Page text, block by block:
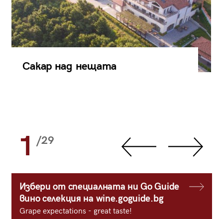
Сакар над нещата
1 /29
Избери от специалната ни Go Guide
вино селекция на wine.goguide.bg
Grape expectations - great taste!